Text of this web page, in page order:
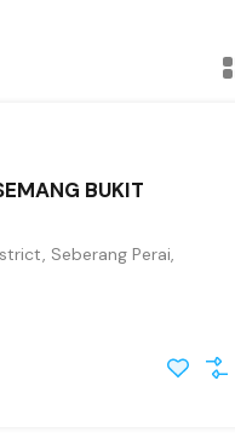
BUKIT
Seberang Perai,